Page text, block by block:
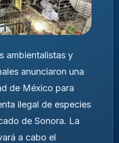
ambientalistas y
anunciaron una
de México para
ilegal de especies
de Sonora. La
a cabo el